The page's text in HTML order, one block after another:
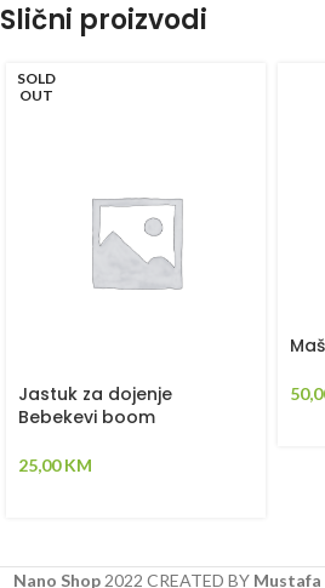
Slični proizvodi
SOLD
OUT
Jastuk za dojenje
Bebekevi boom
25,00KM
Nano Shop 2022 CREATED BY Mustafa